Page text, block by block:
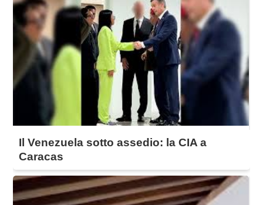
Il Venezuela sotto assedio: la CIA a
Caracas